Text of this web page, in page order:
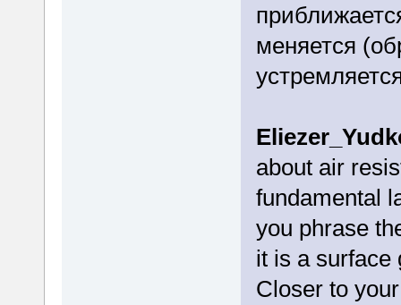
меняется
about air
fundamental
you phrase
it is a surface
Closer to